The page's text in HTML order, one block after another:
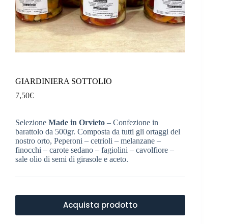
GIARDINIERA SOTTOLIO
7,50€
Selezione Made in Orvieto – Confezione in
barattolo da 500gr. Composta da tutti gli ortaggi del
nostro orto, Peperoni – cetrioli – melanzane –
finocchi – carote sedano – fagiolini – cavolfiore –
sale olio di semi di girasole e aceto.
Acquista prodotto